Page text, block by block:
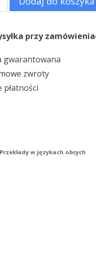
przy
gwarantowana
zwroty
płatności
Przekłady w językach obcych